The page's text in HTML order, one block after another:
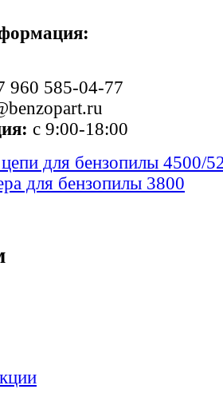
960 585-04-77
с 9:00-18:00
для бензопилы 4500/
для бензопилы 3800